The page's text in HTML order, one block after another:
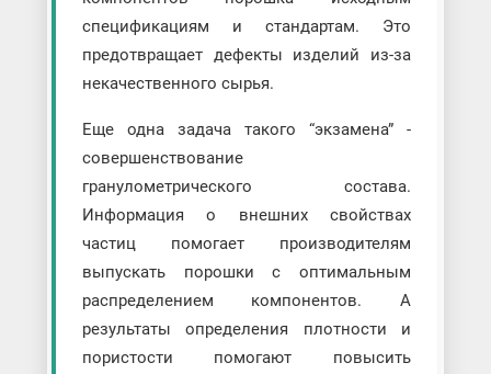
спецификациям и стандартам. Это
предотвращает дефекты изделий из-за
некачественного сырья.
Еще одна задача такого “экзамена” -
совершенствование
гранулометрического состава.
Информация о внешних свойствах
частиц помогает производителям
выпускать порошки с оптимальным
распределением компонентов. А
результаты определения плотности и
пористости помогают повысить